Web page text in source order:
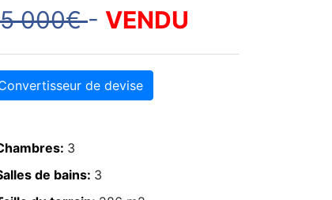
000€- VENDU
de devise
3
de bains: 3